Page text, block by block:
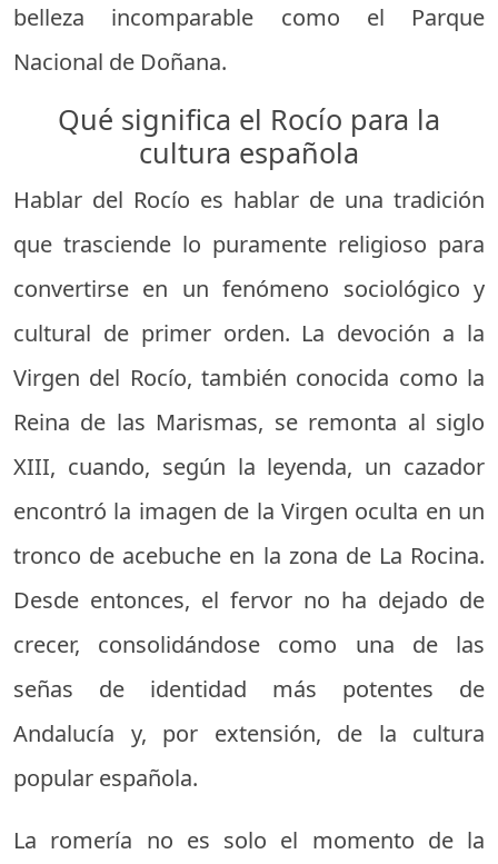
belleza incomparable como el Parque
Nacional de Doñana.
Qué significa el Rocío para la
cultura española
Hablar del Rocío es hablar de una tradición
que trasciende lo puramente religioso para
convertirse en un fenómeno sociológico y
cultural de primer orden. La devoción a la
Virgen del Rocío, también conocida como la
Reina de las Marismas, se remonta al siglo
XIII, cuando, según la leyenda, un cazador
encontró la imagen de la Virgen oculta en un
tronco de acebuche en la zona de La Rocina.
Desde entonces, el fervor no ha dejado de
crecer, consolidándose como una de las
señas de identidad más potentes de
Andalucía y, por extensión, de la cultura
popular española.
La romería no es solo el momento de la